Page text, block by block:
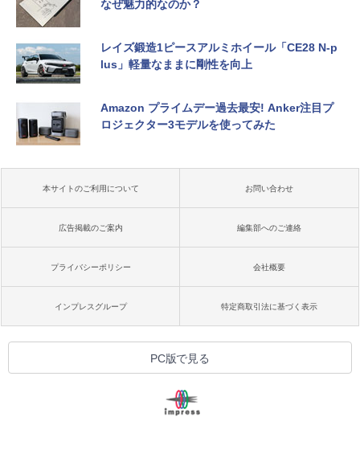
なぜ魅力的なのか？
レイズ鍛造1ピースアルミホイール「CE28 N-p
lus」軽量なままに剛性を向上
Amazon プライムデー過去最安! Anker注目プ
ロジェクター3モデルを使ってみた
本サイトのご利用について お問い合わせ
広告掲載のご案内 編集部へのご連絡
プライバシーポリシー 会社概要
インプレスグループ 特定商取引法に基づく表示
PC版で見る